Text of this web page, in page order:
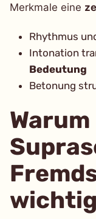
Merkmale eine
Rhythmus
Intonation
Bedeutung
Betonung
Warum